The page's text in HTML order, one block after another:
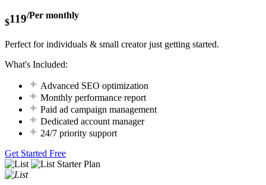
$119/Per monthly
Perfect for individuals & small creator just getting started.
What's Included:
Advanced SEO optimization
Monthly performance report
Paid ad campaign management
Dedicated account manager
24/7 priority support
Get Started Free
Starter Plan